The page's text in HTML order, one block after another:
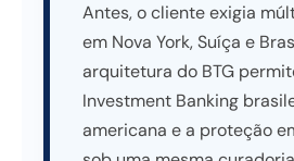
Antes, o cliente exigia
em Nova York, Suíça e
arquitetura do BTG
Investment Banking
americana e a proteção